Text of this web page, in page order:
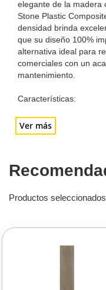
elegante de la madera
Stone Plastic
densidad brinda
que su diseño 100%
alternativa ideal para
comerciales con un
mantenimiento.
Características:
Ver más
Productos